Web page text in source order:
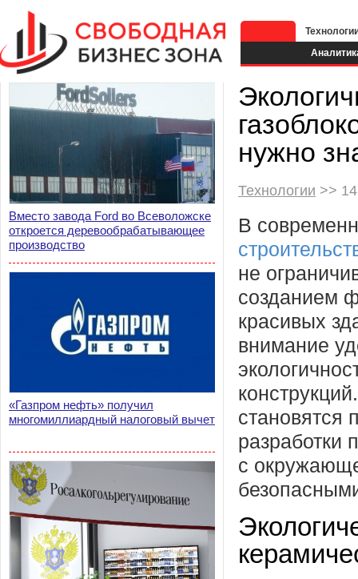
Вместо завода Ford во Всеволожске
откроется деревообрабатывающее
производство
«Газпром нефть» получил
многомиллиардный налоговый вычет
нужно
Технологии >>
В
не
созданием
красивых
внимание
становятся
разработки
с